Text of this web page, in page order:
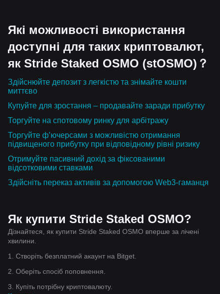
Які можливості використання
доступні для таких криптовалют,
як Stride Staked OSMO (stOSMO)？
Здійснюйте депозит з легкістю та знімайте кошти
миттєво
Купуйте для зростання – продавайте заради прибутку
Торгуйте на спотовому ринку для арбітражу
Торгуйте ф’ючерсами з можливістю отримання
підвищеного прибутку при відповідному рівні ризику
Отримуйте пасивний дохід за фіксованими
відсотковими ставками
Здійсніть переказ активів за допомогою Web3-гаманця
Як купити Stride Staked OSMO?
Дізнайтеся, як купити Stride Staked OSMO вперше за лічені
хвилини.
1. Створіть безплатний акаунт на Bitget.
2. Оберіть спосіб поповнення.
3. Купіть потрібну криптовалюту.